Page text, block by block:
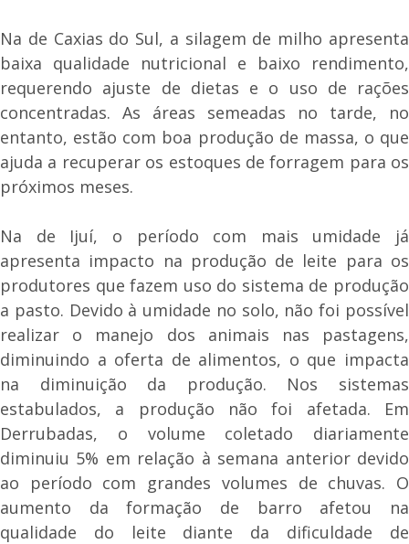
Na de Caxias do Sul, a silagem de milho apresenta
baixa qualidade nutricional e baixo rendimento,
requerendo ajuste de dietas e o uso de rações
concentradas. As áreas semeadas no tarde, no
entanto, estão com boa produção de massa, o que
ajuda a recuperar os estoques de forragem para os
próximos meses.
Na de Ijuí, o período com mais umidade já
apresenta impacto na produção de leite para os
produtores que fazem uso do sistema de produção
a pasto. Devido à umidade no solo, não foi possível
realizar o manejo dos animais nas pastagens,
diminuindo a oferta de alimentos, o que impacta
na diminuição da produção. Nos sistemas
estabulados, a produção não foi afetada. Em
Derrubadas, o volume coletado diariamente
diminuiu 5% em relação à semana anterior devido
ao período com grandes volumes de chuvas. O
aumento da formação de barro afetou na
qualidade do leite diante da dificuldade de